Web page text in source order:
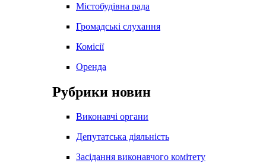
Містобудівна рада
Громадські слухання
Комісії
Оренда
Рубрики новин
Виконавчі органи
Депутатська діяльність
Засідання виконавчого комітету